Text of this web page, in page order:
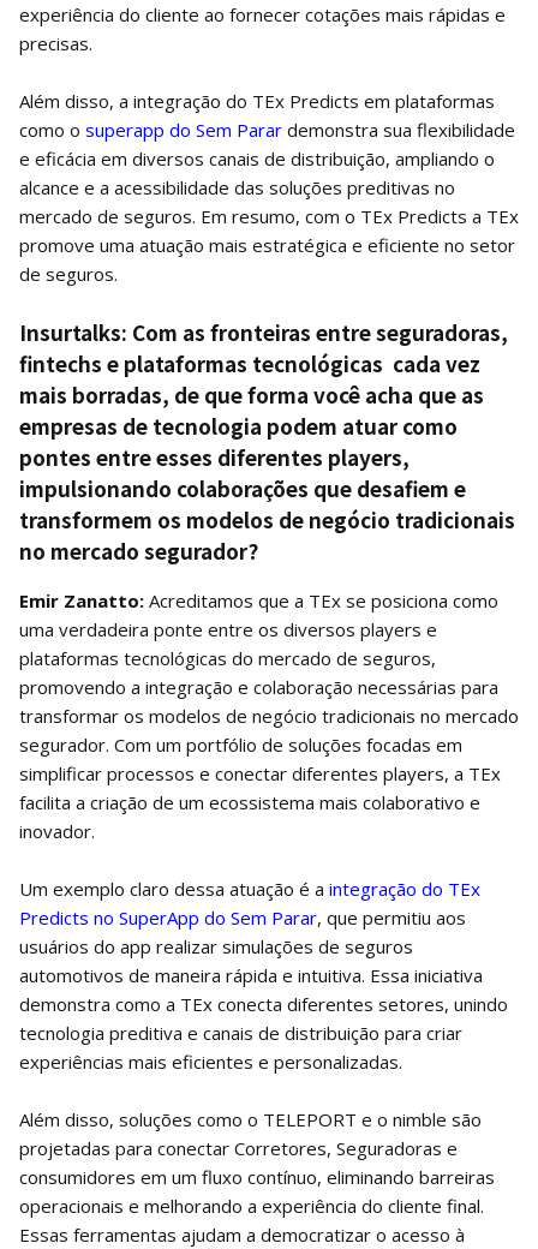
experiência do cliente ao fornecer cotações mais rápidas e
precisas.
Além disso, a integração do TEx Predicts em plataformas
como o superapp do Sem Parar demonstra sua flexibilidade
e eficácia em diversos canais de distribuição, ampliando o
alcance e a acessibilidade das soluções preditivas no
mercado de seguros. Em resumo, com o TEx Predicts a TEx
promove uma atuação mais estratégica e eficiente no setor
de seguros.
Insurtalks: Com as fronteiras entre seguradoras,
fintechs e plataformas tecnológicas cada vez
mais borradas, de que forma você acha que as
empresas de tecnologia podem atuar como
pontes entre esses diferentes players,
impulsionando colaborações que desafiem e
transformem os modelos de negócio tradicionais
no mercado segurador?
Emir Zanatto: Acreditamos que a TEx se posiciona como
uma verdadeira ponte entre os diversos players e
plataformas tecnológicas do mercado de seguros,
promovendo a integração e colaboração necessárias para
transformar os modelos de negócio tradicionais no mercado
segurador. Com um portfólio de soluções focadas em
simplificar processos e conectar diferentes players, a TEx
facilita a criação de um ecossistema mais colaborativo e
inovador.
Um exemplo claro dessa atuação é a integração do TEx
Predicts no SuperApp do Sem Parar, que permitiu aos
usuários do app realizar simulações de seguros
automotivos de maneira rápida e intuitiva. Essa iniciativa
demonstra como a TEx conecta diferentes setores, unindo
tecnologia preditiva e canais de distribuição para criar
experiências mais eficientes e personalizadas.
Além disso, soluções como o TELEPORT e o nimble são
projetadas para conectar Corretores, Seguradoras e
consumidores em um fluxo contínuo, eliminando barreiras
operacionais e melhorando a experiência do cliente final.
Essas ferramentas ajudam a democratizar o acesso à